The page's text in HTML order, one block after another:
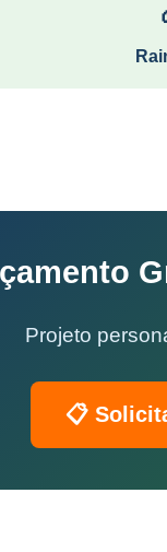
Projeto
📋